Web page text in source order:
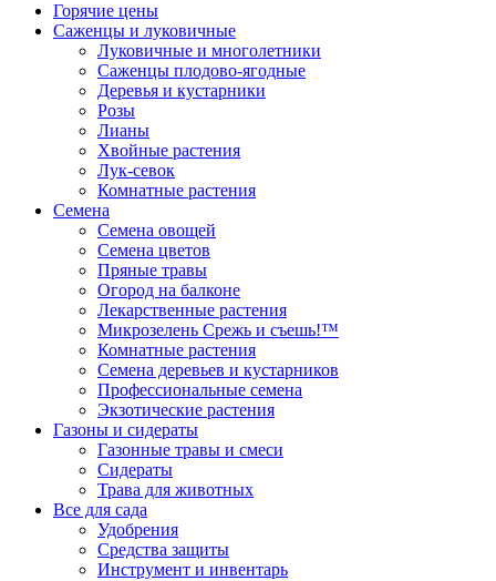
Горячие цены
Саженцы и луковичные
Луковичные и многолетники
Саженцы плодово-ягодные
Деревья и кустарники
Розы
Лианы
Хвойные растения
Лук-севок
Комнатные растения
Семена
Семена овощей
Семена цветов
Пряные травы
Огород на балконе
Лекарственные растения
Микрозелень Срежь и съешь!™
Комнатные растения
Семена деревьев и кустарников
Профессиональные семена
Экзотические растения
Газоны и сидераты
Газонные травы и смеси
Сидераты
Трава для животных
Все для сада
Удобрения
Средства защиты
Инструмент и инвентарь